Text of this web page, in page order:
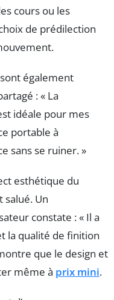
cours ou les
de prédilection
également
: « La
idéale pour mes
portable à
sans se ruiner. »
esthétique du
salué. Un
constate : « Il a
la qualité de finition
que le design et
même à prix mini.